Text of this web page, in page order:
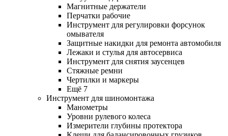
Магнитные держатели
Перчатки рабочие
Инструмент для регулировки форсунок
омывателя
Защитные накидки для ремонта автомобиля
Лежаки и стулья для автосервиса
Инструмент для снятия заусенцев
Стяжные ремни
Чертилки и маркеры
Ещё 7
Инструмент для шиномонтажа
Манометры
Уровни рулевого колеса
Измерители глубины протектора